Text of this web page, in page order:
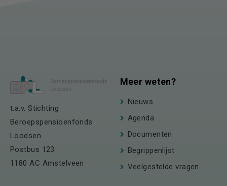
t.a.v. Stichting
Beroepspensioenfonds
Loodsen
Postbus 123
1180 AC Amstelveen
Meer weten?
Nieuws
Agenda
Documenten
Begrippenlijst
Veelgestelde vragen